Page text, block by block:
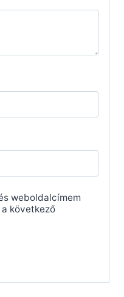
weboldalcímem
következő